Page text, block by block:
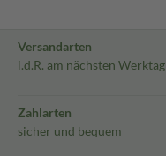
Versandarten
i.d.R. am nächsten Werktag
Zahlarten
sicher und bequem